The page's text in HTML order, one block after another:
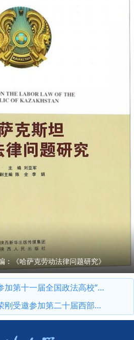
：《哈萨克劳动法律问题研究》
格联盟”马克思主义学院院长论坛暨铸牢中华民族共同体意识与新时代边疆治理学术研讨会
加第二十届西部法治论坛暨法治宁夏论坛